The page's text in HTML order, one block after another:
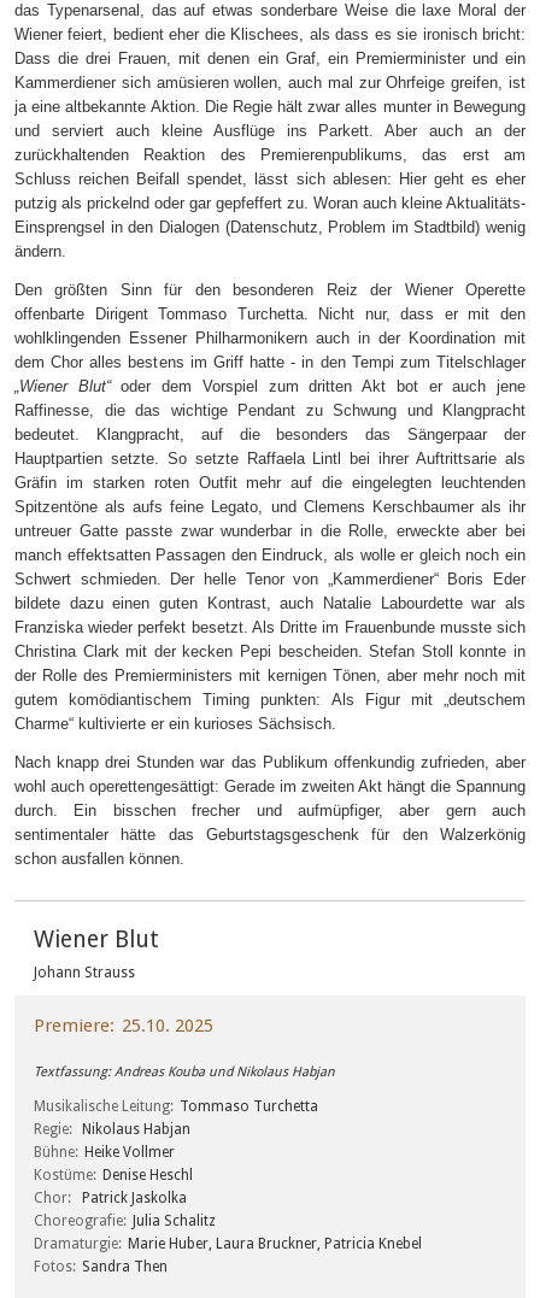
das Typenarsenal, das auf etwas sonderbare Weise die laxe Moral der
Wiener feiert, bedient eher die Klischees, als dass es sie ironisch bricht:
Dass die drei Frauen, mit denen ein Graf, ein Premierminister und ein
Kammerdiener sich amüsieren wollen, auch mal zur Ohrfeige greifen, ist
ja eine altbekannte Aktion. Die Regie hält zwar alles munter in Bewegung
und serviert auch kleine Ausflüge ins Parkett. Aber auch an der
zurückhaltenden Reaktion des Premierenpublikums, das erst am
Schluss reichen Beifall spendet, lässt sich ablesen: Hier geht es eher
putzig als prickelnd oder gar gepfeffert zu. Woran auch kleine Aktualitäts-
Einsprengsel in den Dialogen (Datenschutz, Problem im Stadtbild) wenig
ändern.
Den größten Sinn für den besonderen Reiz der Wiener Operette
offenbarte Dirigent Tommaso Turchetta. Nicht nur, dass er mit den
wohlklingenden Essener Philharmonikern auch in der Koordination mit
dem Chor alles bestens im Griff hatte - in den Tempi zum Titelschlager
„Wiener Blut“oder dem Vorspiel zum dritten Akt bot er auch jene
Raffinesse, die das wichtige Pendant zu Schwung und Klangpracht
bedeutet. Klangpracht, auf die besonders das Sängerpaar der
Hauptpartien setzte. So setzte Raffaela Lintl bei ihrer Auftrittsarie als
Gräfin im starken roten Outfit mehr auf die eingelegten leuchtenden
Spitzentöne als aufs feine Legato, und Clemens Kerschbaumer als ihr
untreuer Gatte passte zwar wunderbar in die Rolle, erweckte aber bei
manch effektsatten Passagen den Eindruck, als wolle er gleich noch ein
Schwert schmieden. Der helle Tenor von „Kammerdiener“ Boris Eder
bildete dazu einen guten Kontrast, auch Natalie Labourdette war als
Franziska wieder perfekt besetzt. Als Dritte im Frauenbunde musste sich
Christina Clark mit der kecken Pepi bescheiden. Stefan Stoll konnte in
der Rolle des Premierministers mit kernigen Tönen, aber mehr noch mit
gutem komödiantischem Timing punkten: Als Figur mit „deutschem
Charme“ kultivierte er ein kurioses Sächsisch.
Nach knapp drei Stunden war das Publikum offenkundig zufrieden, aber
wohl auch operettengesättigt: Gerade im zweiten Akt hängt die Spannung
durch. Ein bisschen frecher und aufmüpfiger, aber gern auch
sentimentaler hätte das Geburtstagsgeschenk für den Walzerkönig
schon ausfallen können.
Wiener Blut
Johann Strauss
Premiere 25.10. 2025
Textfassung: Andreas Kouba und Nikolaus Habjan
Musikalische Leitung
Tommaso Turchetta
Regie
Nikolaus Habjan
Bühne Heike Vollmer
Kostüme Denise Heschl
Chor
Patrick Jaskolka
Choreografie Julia Schalitz
Dramaturgie Marie Huber, Laura Bruckner, Patricia Knebel
Fotos
Sandra Then